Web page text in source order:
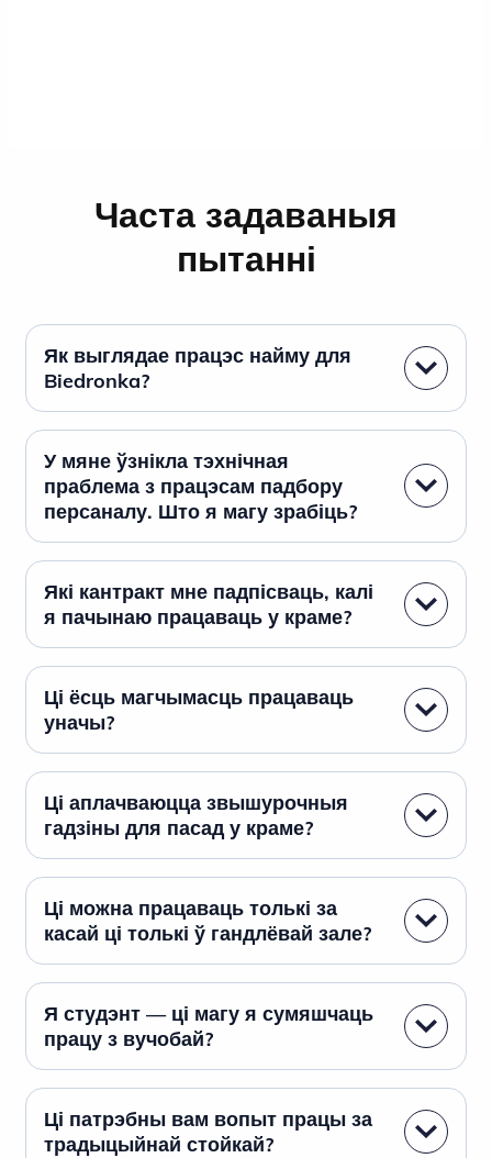
Часта задаваныя
пытанні
Як выглядае працэс найму для
Biedronka?
У мяне ўзнікла тэхнічная
праблема з працэсам падбору
персаналу. Што я магу зрабіць?
Які кантракт мне падпісваць, калі
я пачынаю працаваць у краме?
Ці ёсць магчымасць працаваць
уначы?
Ці аплачваюцца звышурочныя
гадзіны для пасад у краме?
Ці можна працаваць толькі за
касай ці толькі ў гандлёвай зале?
Я студэнт — ці магу я сумяшчаць
працу з вучобай?
Ці патрэбны вам вопыт працы за
традыцыйнай стойкай?